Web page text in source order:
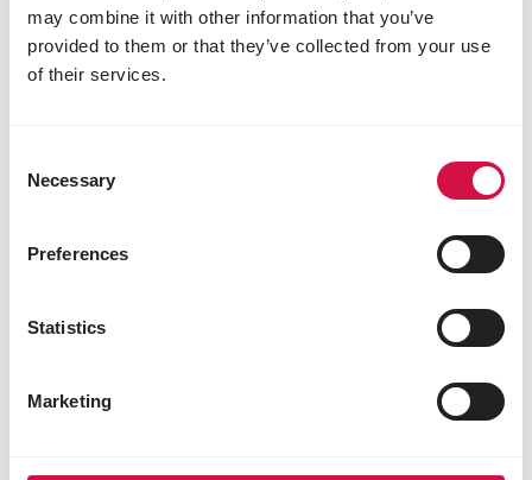
may combine it with other information that you’ve
provided to them or that they’ve collected from your use
of their services.
Selection
Necessary
Preferences
Statistics
Marketing